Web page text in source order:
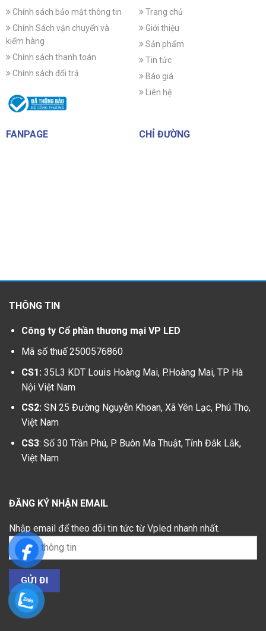
Chính sách bảo mật thông tin
Chính Sách vận chuyển và
kiểm hàng
Chính sách thanh toán
Chính sách đổi trả
Trang chủ
Giới thiệu
Sản phẩm
Tin tức
Báo giá
Liên hệ
FANPAGE CHỈ ĐƯỜNG
THÔNG TIN
Công ty Cổ phần thương mại VP LED
Mã số thuế 2500576860
CS1: 35L3 KDT Louis Hoàng Mai, P.Hoàng Mai, TP Hà
Nội Việt Nam
CS2: SN 25 Đường Nguyễn Khoan, Xã Yên Lạc, Phú Thọ,
Việt Nam
CS3: Số 30 Trần Phú, P Buôn Ma Thuật, Tỉnh Đắk Lắk,
Việt Nam
ĐĂNG KÝ NHẬN EMAIL
Nhập email để theo dõi tin tức từ Vpled nhanh nhất.